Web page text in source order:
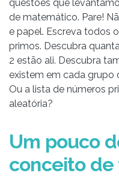
questões que
de matemático. Pare!
e papel. Escreva todos
primos. Descubra
2 estão ali. Descubra
existem em cada grupo
Ou a lista de números
aleatória?
Um pouco
conceito